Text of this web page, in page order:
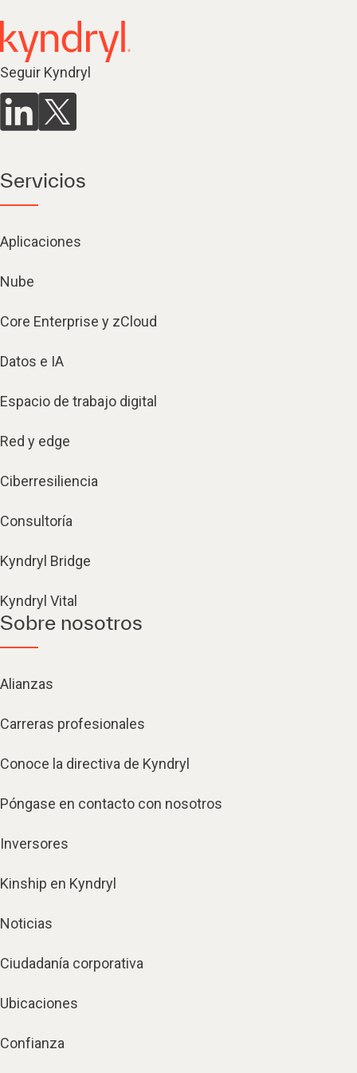
Seguir Kyndryl
Servicios
Aplicaciones
Nube
Core Enterprise y zCloud
Datos e IA
Espacio de trabajo digital
Red y edge
Ciberresiliencia
Consultoría
Kyndryl Bridge
Kyndryl Vital
Sobre nosotros
Alianzas
Carreras profesionales
Conoce la directiva de Kyndryl
Póngase en contacto con nosotros
Inversores
Kinship en Kyndryl
Noticias
Ciudadanía corporativa
Ubicaciones
Confianza